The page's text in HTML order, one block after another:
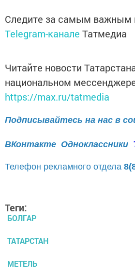
Следите за самым важным
Telegram-канале Татмедиа
Читайте новости
национальном
https://max.ru/tatmedia
Подписывайтесь на нас в
ВКонтакте Одноклассники
Телефон рекламного отдела
Теги:
БОЛГАР
ТАТАРСТАН
МЕТЕЛЬ